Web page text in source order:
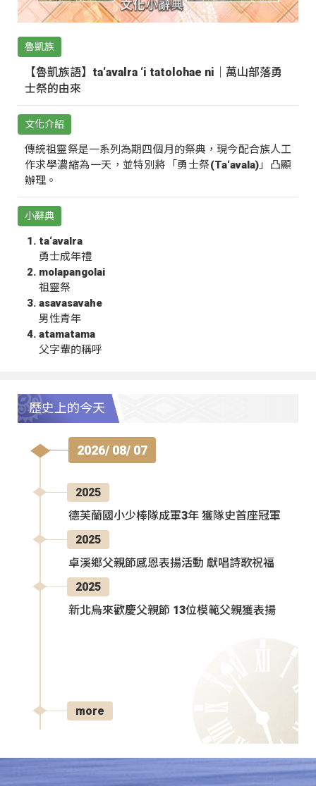
魯凱族
【魯凱族語】ta‘avalra ‘i tatolohae ni｜萬山部落勇
士祭的由來
文化介紹
傳統祖靈祭是一系列為期四個月的祭典，現今配合族人工
作求學濃縮為一天，並特別將「勇士祭(Ta‘avala)」凸顯
辦理。
小辭典
ta‘avalra
勇士成年禮
molapangolai
祖靈祭
asavasavahe
男性青年
atamatama
父字輩的稱呼
歷史上的今天
2026/ 08/ 07
2025
德芙蘭國小少棒隊成軍3年 獲隊史首座冠軍
2025
卓溪鄉父親節感恩表揚活動 獻唱詩歌祝福
2025
新北烏來歡慶父親節 13位模範父親獲表揚
more